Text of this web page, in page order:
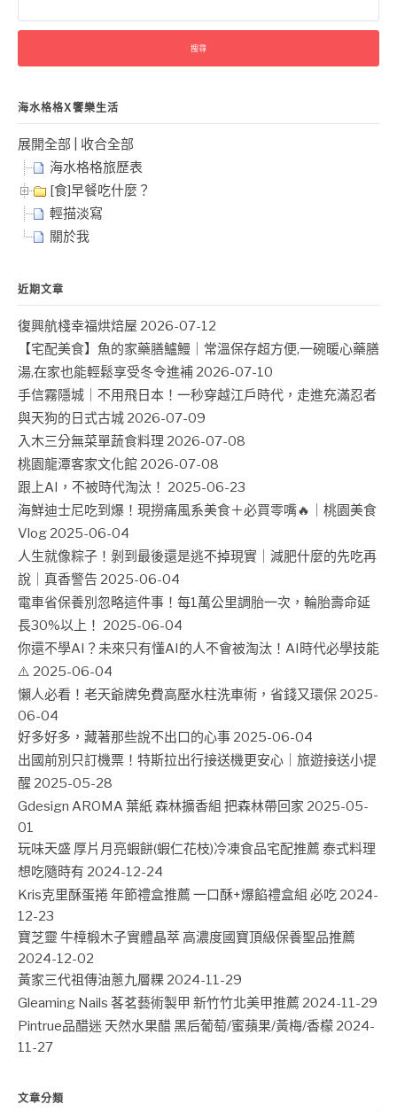
關
字:
海水格格X饗樂生活
展開全部
收合全部
海水格格旅歷表
[食]早餐吃什麼？
輕描淡寫
關於我
近期文章
復興航棧幸福烘焙屋 2026-07-12
【宅配美食】魚的家藥膳鱸鰻｜常溫保存超方便,一碗暖心藥膳
湯,在家也能輕鬆享受冬令進補 2026-07-10
手信霧隱城｜不用飛日本！一秒穿越江戶時代，走進充滿忍者
與天狗的日式古城 2026-07-09
入木三分無菜單蔬食料理 2026-07-08
桃園龍潭客家文化館 2026-07-08
跟上AI，不被時代淘汰！ 2025-06-23
海鮮迪士尼吃到爆！現撈痛風系美食＋必買零嘴🔥｜桃園美食
Vlog 2025-06-04
人生就像粽子！剝到最後還是逃不掉現實｜減肥什麼的先吃再
說｜真香警告 2025-06-04
電車省保養別忽略這件事！每1萬公里調胎一次，輪胎壽命延
長30%以上！ 2025-06-04
你還不學AI？未來只有懂AI的人不會被淘汰！AI時代必學技能
⚠️ 2025-06-04
懶人必看！老天爺牌免費高壓水柱洗車術，省錢又環保 2025-
06-04
好多好多，藏著那些說不出口的心事 2025-06-04
出國前別只訂機票！特斯拉出行接送機更安心｜旅遊接送小提
醒 2025-05-28
Gdesign AROMA 葉紙 森林擴香組 把森林帶回家 2025-05-
01
玩味天盛 厚片月亮蝦餅(蝦仁花枝)冷凍食品宅配推薦 泰式料理
想吃隨時有 2024-12-24
Kris克里酥蛋捲 年節禮盒推薦 一口酥+爆餡禮盒組 必吃 2024-
12-23
寶芝靈 牛樟椴木子實體晶萃 高濃度國寶頂級保養聖品推薦
2024-12-02
黃家三代祖傳油蔥九層粿 2024-11-29
Gleaming Nails 茖茗藝術製甲 新竹竹北美甲推薦 2024-11-29
Pintrue品醋迷 天然水果醋 黑后葡萄/蜜蘋果/黃梅/香檬 2024-
11-27
文章分類